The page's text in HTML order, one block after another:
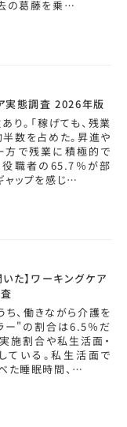
の葛藤を乗…
実態調査 2026年版
。「稼げても、残業
半数を占めた。昇進や
方で残業に積極的で
役職者の65.7％が部
ャップを感じ…
た】ワーキングケア
、働きながら介護を
ー"の割合は6.5％だ
施割合や私生活面・
ている。私生活面で
た睡眠時間、…